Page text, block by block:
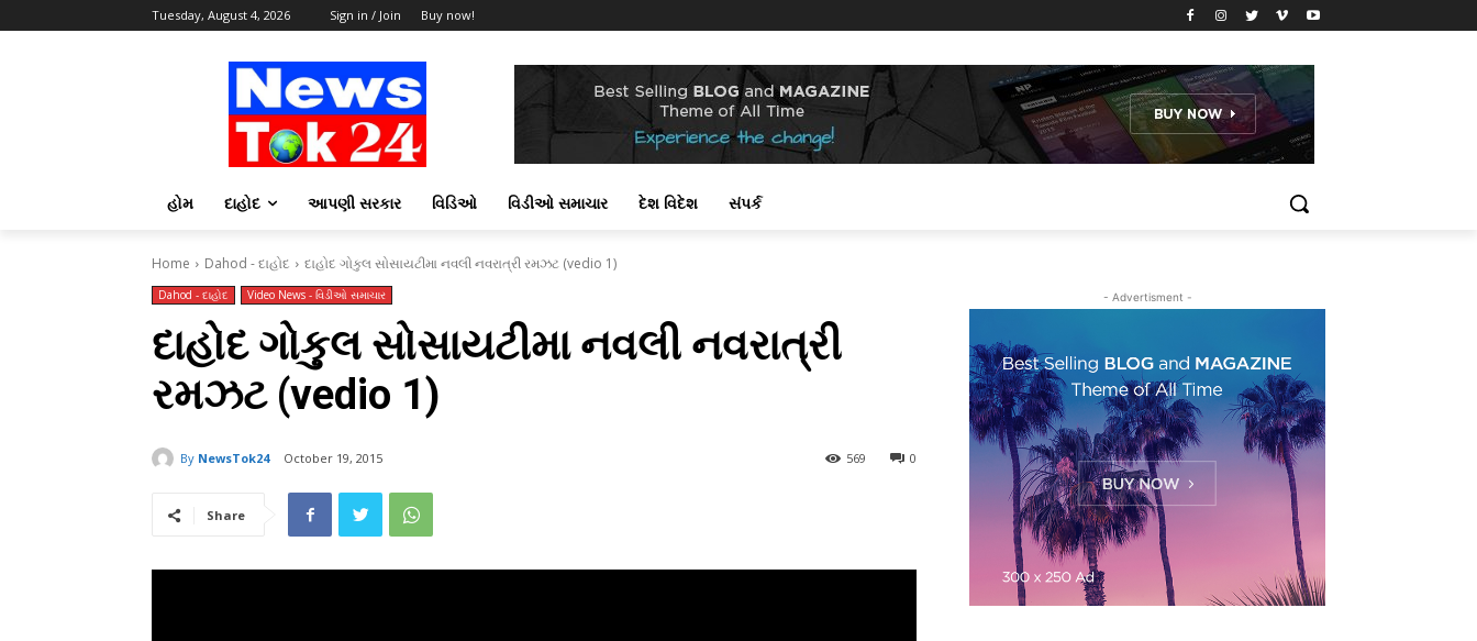
Tuesday, August 4, 2026 Sign in / Join Buy now!
હોમ દાહોદ આપણી સરકાર વિડિઓ વિડીઓ સમાચાર દેશ વિદેશ સંપર્ક
Home Dahod - દાહોદ દાહોદ ગોકુલ સોસાયટીમા નવલી નવરાત્રી રમઝટ (vedio 1)
Dahod - દાહોદ Video News - વિડીઓ સમાચાર
દાહોદ ગોકુલ સોસાયટીમા નવલી નવરાત્રી
રમઝટ (vedio 1)
By NewsTok24 October 19, 2015 0
569
Share
- Advertisment -